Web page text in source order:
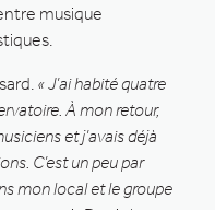
musique
« J’ai habité quatre
À mon retour,
et j’avais déjà
C’est un peu par
mon local et le groupe